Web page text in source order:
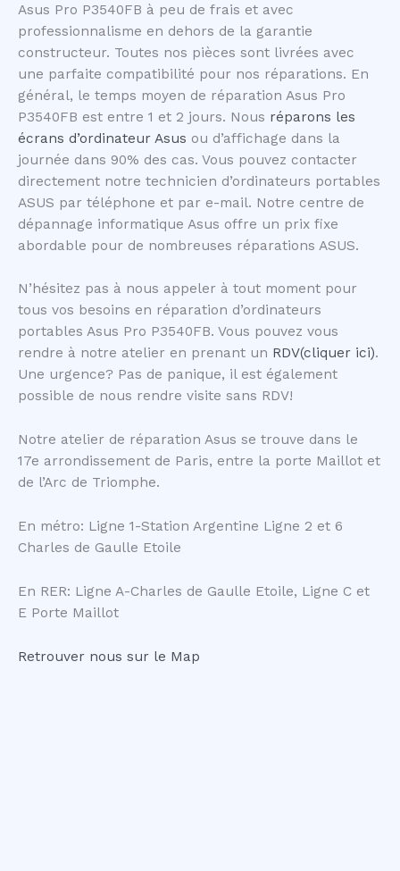
Asus Pro P3540FB à peu de frais et avec
professionnalisme en dehors de la garantie
constructeur. Toutes nos pièces sont livrées avec
une parfaite compatibilité pour nos réparations. En
général, le temps moyen de réparation Asus Pro
P3540FB est entre 1 et 2 jours. Nous réparons les
écrans d’ordinateur Asus ou d’affichage dans la
journée dans 90% des cas. Vous pouvez contacter
directement notre technicien d’ordinateurs portables
ASUS par téléphone et par e-mail. Notre centre de
dépannage informatique Asus offre un prix fixe
abordable pour de nombreuses réparations ASUS.
N’hésitez pas à nous appeler à tout moment pour
tous vos besoins en réparation d’ordinateurs
portables Asus Pro P3540FB. Vous pouvez vous
rendre à notre atelier en prenant un RDV(cliquer ici).
Une urgence? Pas de panique, il est également
possible de nous rendre visite sans RDV!
Notre atelier de réparation Asus se trouve dans le
17e arrondissement de Paris, entre la porte Maillot et
de l’Arc de Triomphe.
En métro: Ligne 1-Station Argentine Ligne 2 et 6
Charles de Gaulle Etoile
En RER: Ligne A-Charles de Gaulle Etoile, Ligne C et
E Porte Maillot
Retrouver nous sur le Map